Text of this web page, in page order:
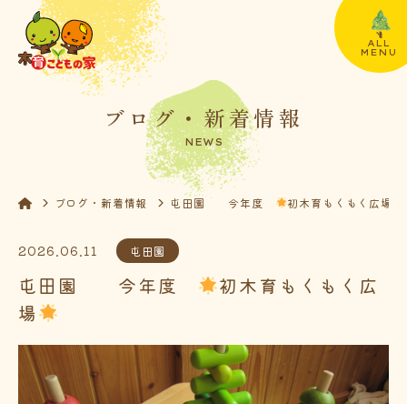
ALL
MENU
ブログ・新着情報
NEWS
ブログ・新着情報 屯田園 今年度 初木育もくもく広場
2026.06.11 屯田園
屯田園 今年度
初木育もくもく広
場